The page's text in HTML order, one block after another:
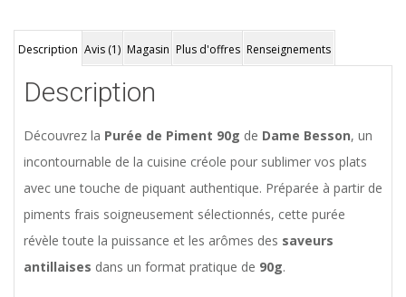
Description Avis (1) Magasin Plus d'offres Renseignements
Description
Découvrez la Purée de Piment 90g de Dame Besson, un
incontournable de la cuisine créole pour sublimer vos plats
avec une touche de piquant authentique. Préparée à partir de
piments frais soigneusement sélectionnés, cette purée
révèle toute la puissance et les arômes des saveurs
antillaises dans un format pratique de 90g.